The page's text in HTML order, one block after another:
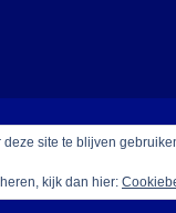
site te blijven
kijk dan hier: